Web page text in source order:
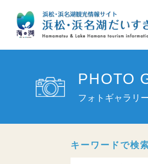
PHOTO
フォトギャラリ
キーワードで検